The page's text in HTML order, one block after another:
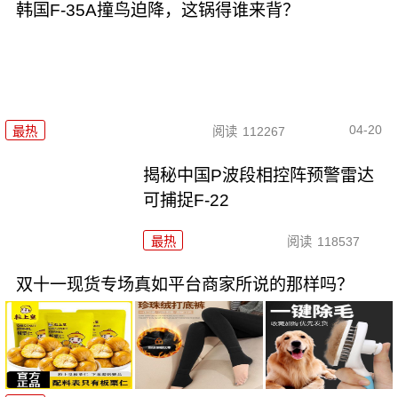
韩国F-35A撞鸟迫降，这锅得谁来背？
最热 阅读 112267 04-20
揭秘中国P波段相控阵预警雷达
可捕捉F-22
最热 阅读 118537
双十一现货专场真如平台商家所说的那样吗？